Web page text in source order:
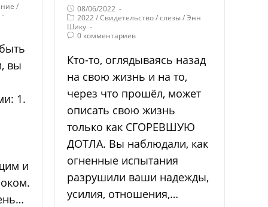
/
вы
1.
и
08/06/2022
2022/Свидетельство/слезы/Энн
Шику
0 комментариев
Кто-то, оглядываясь назад
на свою жизнь и на то,
через что прошёл, может
описать свою жизнь
только как СГОРЕВШУЮ
ДОТЛА. Вы наблюдали, как
огненные испытания
разрушили ваши надежды,
усилия, отношения,…